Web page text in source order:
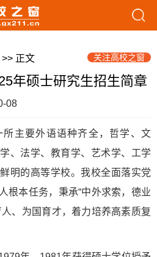
>> 正文 关注高校之窗
年硕士研究生招生简章
08
所主要外语语种齐全，哲学、文
、法学、教育学、艺术学、工学
明的高等学校。我校全面落实党
根本任务，秉承“中外求索，德业
、为国育才，着力培养高素质复